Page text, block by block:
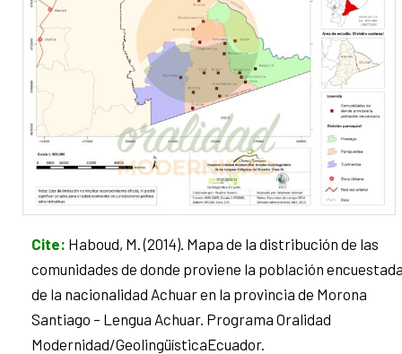
Cite: Haboud, M. (2014). Mapa de la distribución de las
comunidades de donde proviene la población
de la nacionalidad Achuar en la provincia de Morona
Santiago – Lengua Achuar. Programa Oralidad
Modernidad/GeolingüísticaEcuador.